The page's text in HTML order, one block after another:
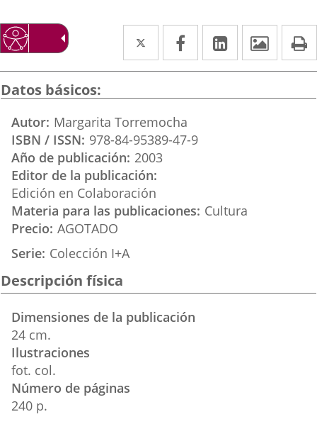
Twitter
Enlace
a
externa.
Facebook
Enlace
a
externa.
Linkedin
Enlace
a
Datos básicos
Autor Margarita Torremocha
ISBN / ISSN 978-84-95389-47-9
Año de publicación 2003
Editor de la publicación
Edición en Colaboración
Materia para las publicaciones Cultura
Precio AGOTADO
Serie Colección I+A
Descripción física
Dimensiones de la publicación
24 cm.
Ilustraciones
fot. col.
Número de páginas
240 p.